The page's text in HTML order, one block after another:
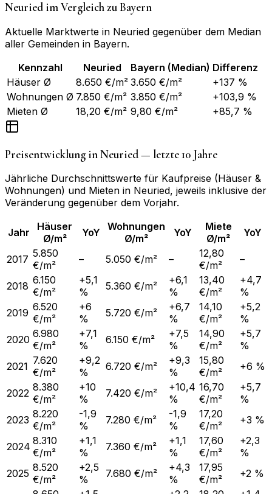
Neuried im Vergleich zuBayern
Aktuelle Marktwerte in Neuried gegenüber dem Median
aller Gemeinden in Bayern.
Kennzahl
Neuried Bayern (Median) Differenz
Häuser Ø
8.650 €/m² 3.650 €/m²
+137 %
Wohnungen Ø 7.850 €/m² 3.850 €/m²
+103,9 %
Mieten Ø
18,20 €/m² 9,80 €/m² +85,7 %
Preisentwicklung inNeuried— letzte 10 Jahre
Jährliche Durchschnittswerte für Kaufpreise (Häuser &
Wohnungen) und Mieten in Neuried, jeweils inklusive der
Veränderung gegenüber dem Vorjahr.
Jahr
Häuser
Ø/m²
YoY
Wohnungen
Ø/m²
YoY
Miete
Ø/m²
YoY
2017 5.850
€/m²
– 5.050 €/m² –
12,80
€/m²
–
2018 6.150
€/m²
+5,1
%
5.360 €/m²
+6,1
%
13,40
€/m²
+4,7
%
2019 6.520
€/m²
+6
%
5.720 €/m²
+6,7
%
14,10
€/m²
+5,2
%
2020 6.980
€/m²
+7,1
%
6.150 €/m²
+7,5
%
14,90
€/m²
+5,7
%
2021 7.620
€/m²
+9,2
%
6.720 €/m²
+9,3
%
15,80
€/m²
+6 %
2022 8.380
€/m²
+10
%
7.420 €/m²
+10,4
%
16,70
€/m²
+5,7
%
2023 8.220
€/m²
-1,9
%
7.280 €/m²
-1,9
%
17,20
€/m²
+3 %
2024 8.310
€/m²
+1,1
%
7.360 €/m²
+1,1
%
17,60
€/m²
+2,3
%
2025 8.520
€/m²
+2,5
%
7.680 €/m²
+4,3
%
17,95
€/m²
+2 %